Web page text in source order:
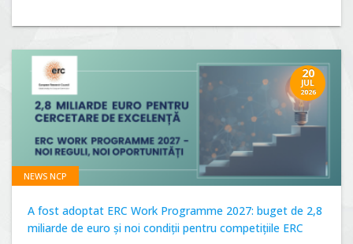
20
JUL
2026
NEWS NCP
A fost adoptat ERC Work Programme 2027: buget de 2,8
miliarde de euro și noi condiții pentru competițiile ERC